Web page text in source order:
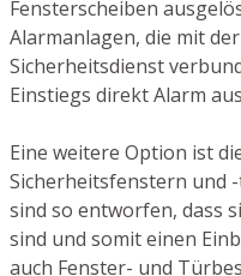
Fensterscheiben
Alarmanlagen, die mit
Sicherheitsdienst
Einstiegs direkt Alarm
Eine weitere Option ist
Sicherheitsfenstern und
sind so entworfen, dass
sind und somit einen
auch Fenster- und